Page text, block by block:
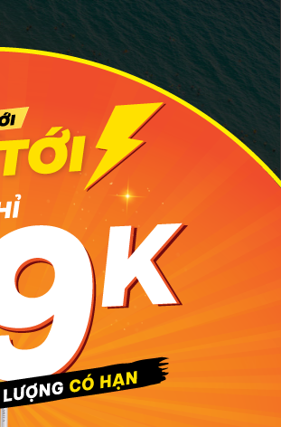
hoang sơ, yên bình vốn có
tắm Cam Bình
phố Hồ Chí Minh
thể di chuyển bằng nhiều phương tiện
là phương tiện được nhiều người yêu
chỉ khoảng 85.000 VND - 120.000